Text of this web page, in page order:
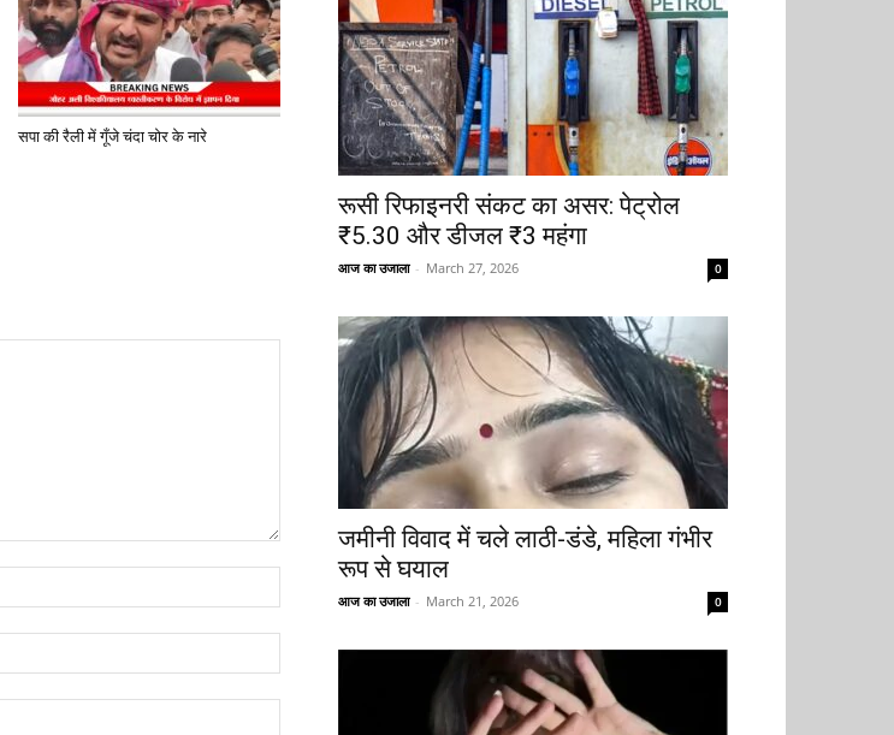
सपा की रैली में गूँजे चंदा चोर के नारे
रूसी रिफाइनरी संकट का असर: पेट्रोल
₹5.30 और डीजल ₹3 महंगा
आज का उजाला - March 27, 2026 0
जमीनी विवाद में चले लाठी-डंडे, महिला गंभीर
रूप से घयाल
आज का उजाला - March 21, 2026 0